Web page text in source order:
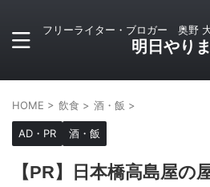
フリーライター・ブロガー 奥野
明日やり
HOME > 飲食 > 酒・飯 >
AD・PR 酒・飯
【PR】日本橋高島屋の